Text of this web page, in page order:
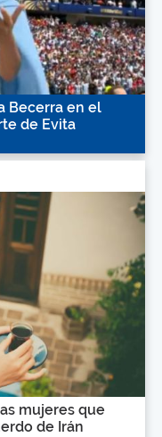
Becerra en el
de Evita
mujeres que
de Irán